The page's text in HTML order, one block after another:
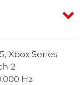
Xbox Series
2
Hz